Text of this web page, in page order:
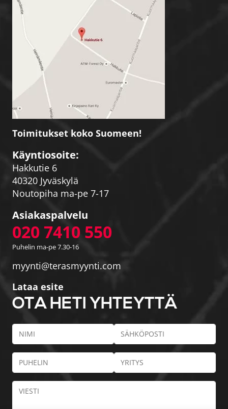
Toimitukset koko Suomeen!
Käyntiosoite:
Hakkutie 6
40320 Jyväskylä
Noutopiha ma-pe 7-17
Asiakaspalvelu
020 7410 550
Puhelin ma-pe 7.30-16
myynti@terasmyynti.com
Lataa esite
OTA HETI YHTEYTTÄ